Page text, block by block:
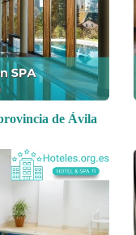
de Ávila